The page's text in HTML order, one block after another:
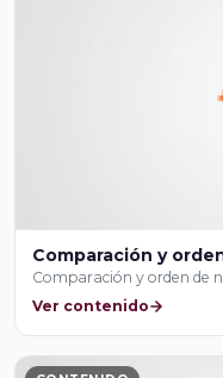
Comparación y
Comparación y orden de
Ver contenido